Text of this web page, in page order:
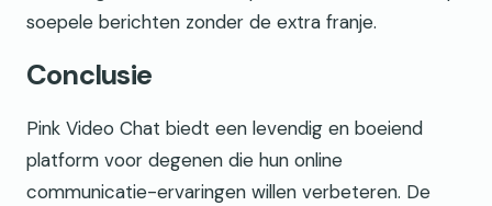
soepele berichten zonder de extra franje.
Conclusie
Pink Video Chat biedt een levendig en boeiend
platform voor degenen die hun online
communicatie-ervaringen willen verbeteren. De